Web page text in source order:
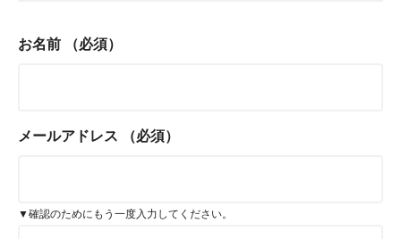
お名前 （必須）
メールアドレス （必須）
▼確認のためにもう一度入力してください。